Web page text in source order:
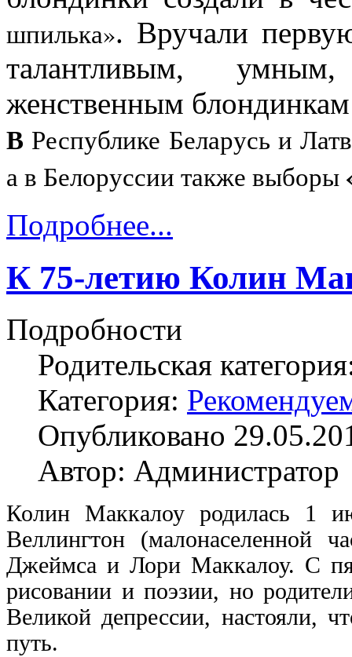
шпилька». Вручали
талантливым,
женственным
В Республике Беларусь и
а в Белоруссии также выборы
Подробнее...
К 75-летию Колин
Подробности
Родительская
Категория:
Опубликовано
Автор: Администратор
Колин Маккалоу родилась 1
Веллингтон (малонаселенной
Джеймса и Лори Маккалоу. С
рисовании и поэзии, но
Великой депрессии, настояли,
путь.